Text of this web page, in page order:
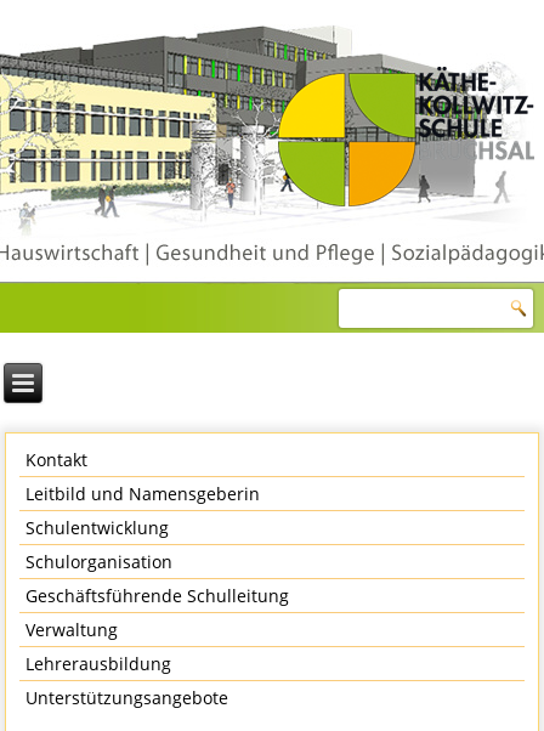
Kontakt
Leitbild und Namensgeberin
Schulentwicklung
Schulorganisation
Geschäftsführende Schulleitung
Verwaltung
Lehrerausbildung
Unterstützungsangebote